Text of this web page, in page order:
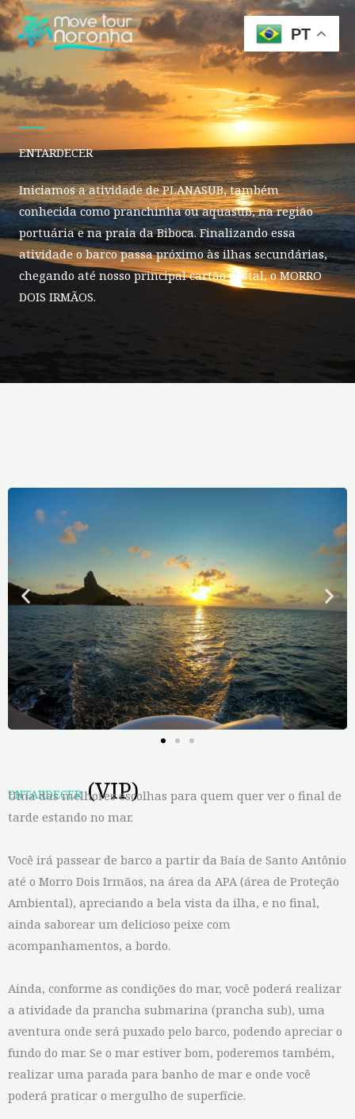
Ir
para
o
conteúdo
ENTARDECER
Iniciamos a atividade de PLANASUB, também
conhecida como pranchinha ou aquasub, na região
portuária e na praia da Biboca. Finalizando essa
atividade o barco passa próximo às ilhas secundárias,
chegando até nosso principal cartão postal, o MORRO
DOIS IRMÃOS.
ENTARDECER(VIP)
Uma das melhores escolhas para quem quer ver o final de
tarde estando no mar.
Você irá passear de barco a partir da Baía de Santo Antônio
até o Morro Dois Irmãos, na área da APA (área de Proteção
Ambiental), apreciando a bela vista da ilha, e no final,
ainda saborear um delicioso peixe com
acompanhamentos, a bordo.
Ainda, conforme as condições do mar, você poderá realizar
a atividade da prancha submarina (prancha sub), uma
aventura onde será puxado pelo barco, podendo apreciar o
fundo do mar. Se o mar estiver bom, poderemos também,
realizar uma parada para banho de mar e onde você
poderá praticar o mergulho de superfície.
PT